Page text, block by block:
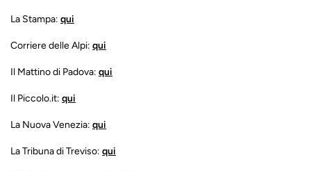
La Stampa: qui
Corriere delle Alpi: qui
Il Mattino di Padova: qui
Il Piccolo.it: qui
La Nuova Venezia: qui
La Tribuna di Treviso: qui